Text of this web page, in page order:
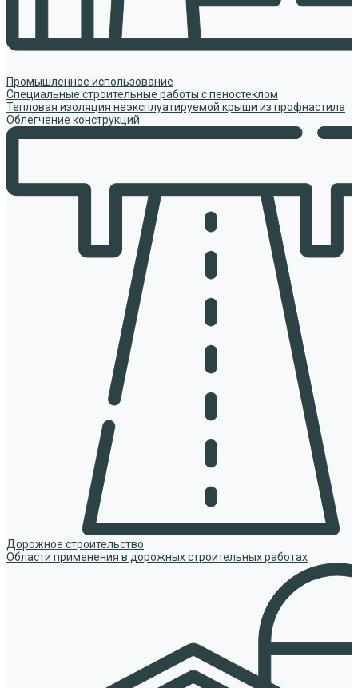
Промышленное использование
Специальные строительные работы с пеностеклом
Тепловая изоляция неэксплуатируемой крыши из профнастила
Облегчение конструкций
Дорожное строительство
Области применения в дорожных строительных работах